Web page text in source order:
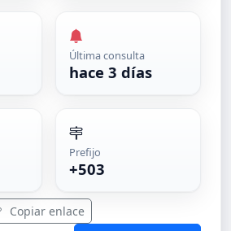
Última consulta
hace 3 días
Prefijo
+503
Copiar enlace